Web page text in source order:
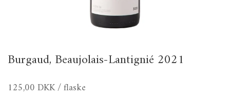
Burgaud, Beaujolais-Lantignié 2021
125,00 DKK/ flaske